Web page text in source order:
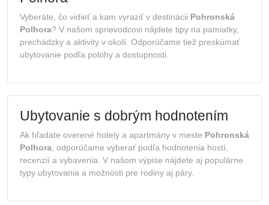
Vyberáte, čo vidieť a kam vyraziť v destinácii Pohronská
Polhora? V našom sprievodcovi nájdete tipy na pamiatky,
prechádzky a aktivity v okolí. Odporúčame tiež preskúmať
ubytovanie podľa polohy a dostupnosti.
Ubytovanie s dobrým hodnotením
Ak hľadáte overené hotely a apartmány v meste Pohronská
Polhora , odporúčame vyberať podľa hodnotenia hostí,
recenzií a vybavenia. V našom výpise nájdete aj populárne
typy ubytovania a možnosti pre rodiny aj páry.